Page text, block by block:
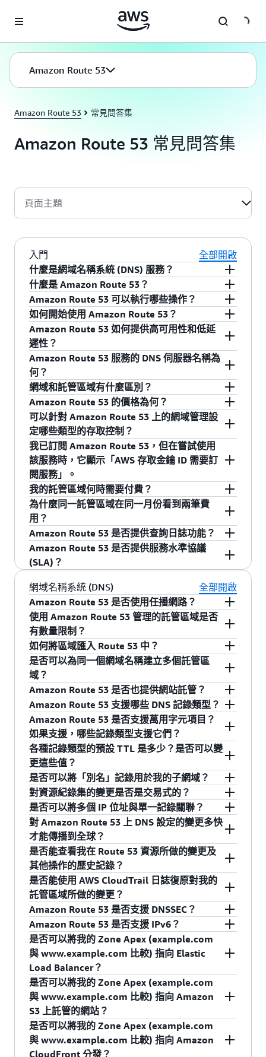
Amazon Route 53
Amazon Route 53 常見問答集
Amazon Route 53 常見問答集
頁面主題
入門
全部開啟
什麼是網域名稱系統 (DNS) 服務？
DNS是一種分佈全球的服務，可將
www.example.com 這種人們可讀取的名稱轉換為
諸如 192.0.2.1 這樣的數字 IP 位址，供電腦用於
互相連接。網際網路 DNS 系統的工作原理和電話
簿類似，管理名稱和數字之間的映射關係。對於
DNS 而言，名稱是方便人們記憶的網域名稱
(www.example.com)，數字則是指定電腦在網際
網路上位置的 IP 地址 (192.0.2.1)。DNS 伺服器將
名稱請求轉換為 IP 地址，以控制最終使用者在
Web 瀏覽器中輸入網域名稱時要連接的伺服器。
這些請求稱為「查詢」。
什麼是 Amazon Route 53？
Amazon Route 53 提供高度可用且可擴展的網域
名稱系統 (DNS)、網域名稱註冊和運作狀態檢查
Web 服務。該服務旨在為開發人員和企業提供一
種非常可靠且經濟實惠的方式，將名稱 (如
example.com) 轉換為電腦用於互相連接的數字 IP
地址 (如 192.0.2.1)，將最終使用者路由到網際網
路應用程式。您可以將 DNS 與運作狀態檢查服務
結合在一起，將流量路由到正常運作的端點，或
者獨立監控端點和/或對其提供警示。您還可以購
買和管理網域名稱 (例如 example.com)，並自動
為您的網域配置 DNS 設定。Route 53 高效地將使
用者請求連接到 AWS 中執行的基礎設施，例如
Amazon EC2 執行個體、Elastic Load Balancing
負載平衡器或 Amazon S3 儲存貯體，還可以將使
用者路由到 AWS 外部的基礎設施。
Amazon Route 53 可以執行哪些操作？
您可以使用 Amazon Route 53 建立和管理公有
DNS 記錄。與電話簿類似，Route 53 可讓您管理
網際網路 DNS 電話簿針對您的網域名稱所列的 IP
地址。Route 53 也可回應請求，將特定網域名稱
轉換為對應的 IP 地址 (如 192.0.2.1)。您可以使用
Route 53 建立新網域的 DNS 記錄，或傳輸現有網
域的 DNS 記錄。Route 53 具有簡單的標準型
REST API，可讓您輕鬆建立、更新和管理 DNS 記
錄。Route 53 還提供額外的運作狀態檢查，以監
控應用程式的運作狀態和效能，以及監控 Web 伺
服器和其他資源。您還可以註冊新的網域名稱或
者將現有網域名稱轉移到 Route 53 中進行管理。
如何開始使用 Amazon Route 53？
Amazon Route 53 有簡單易用的 web 服務界面，
短短幾分鐘便可開始使用。您的 DNS 記錄會組織
成「託管區域」，可透過 AWS 管理主控台或
Route 53 的 API 進行設定。要使用 Route 53，您
只需：
按一下服務頁面 上的註冊按鈕，即可訂閱服
務。
如果您已經擁有網域名稱：
使用 AWS 管理主控台或
CreateHostedZone API 建立託管區域，以
存放網域的 DNS 記錄。建立託管區域時，
53 名稱伺服器，這有助於確保高可用性。
此外，您還可以透過 AWS 管理主控台或
API，將網域名稱轉移到 Route 53 中進行
管理。
如果您還沒有網域名稱：
使用 AWS 管理主控台或 API 註冊新的網域
名稱。
Route 53 會自動建立託管區域，以存放您
網域的 DNS 記錄。您還會收到四個頂層網
域 (TLD) 的四個 Route 53 名稱伺服器，這
有助於確保高可用性。
最初將使用一組基本的 DNS 記錄填入您的託
管區域，其中包括可回應網域查詢的四個虛擬
名稱伺服器。您可以使用 AWS 管理主控台或
呼叫 ChangeResourceRecordSet API，在這組
記錄中新增、刪除或變更記錄。您可在這裡 找
到支援的 DNS 記錄清單。
如果您的網域名稱不是由 Route 53 管理，必
須通知為您提供網域名稱註冊服務的註冊機
構，將您網域的名稱伺服器更新為與託管區域
關聯的名稱伺服器。如果您的網域名稱是由
Route 53 管理，則網域名稱將自動與託管區域
的名稱伺服器建立關聯。
Amazon Route 53 如何提供高可用性和低延
遲性？
Route 53 使用 AWS 的高度可用且可靠的基礎設施
進行建置。我們的 DNS 伺服器具有全球分佈的特
點，可讓您避開任何網際網路或網路相關問題，
確保始終如一地將最終使用者路由到您的應用程
式。Route 53 旨在提供重要應用程式所需的可靠
等級。Route 53 設計可透過分佈於世界各地的
DNS 伺服器任一傳播網路，根據網路條件自動從
最佳的位置回答查詢。因此，該服務可為您的最
終使用者提供低查詢延遲性。
Amazon Route 53 服務的 DNS 伺服器名稱為
何？
為了提供高度可用的服務，每個 Amazon Route
53 託管區域都使用自己的一組虛擬 DNS 伺服器提
供服務。因此，在建立託管區域時，系統會指派
各個託管區域的 DNS 伺服器名稱。
網域和託管區域有什麼區別？
網域是一般的 DNS 概念。網域名稱是用於數字地
址網際網路資源的易於識別名稱。例如，
amazon.com 是網域。託管區域是一種 Amazon
Route 53 概念。託管區域和傳統的 DNS 區域檔類
似；它代表一組可以一起管理的記錄，屬於單一
父系網域名稱。託管區域中的所有資源紀錄集必
須使用託管區域的網域名稱做為尾碼。例如，
amazon.com 託管區域可能包含名為
www.amazon.com 和 www.aws.amazon.com 的記
錄，但不會包含名為 www.amazon.ca 的記錄。您
可以使用 Route 53 管理主控台或 API 來建立、檢
查、修改和刪除託管區域。您還可以使用管理主
控台或 API 註冊新的網域名稱，並將現有網域名
稱傳入 Route 53 進行管理。
Amazon Route 53 的價格為何？
Amazon Route 53 的收費標準是根據以下各項服
務的實際使用情況而定：託管區域、查詢、運作
狀態檢查和網域名稱。如需完整的詳細資訊，請
參閱 Amazon Route 53
定價頁面。
您僅需按實際用量付費。沒有最低費用或最低用
量合約，也沒有超額費用。您可以使用AWS 定價
計算器估算每月的帳單。
可以針對 Amazon Route 53 上的網域管理設
定哪些類型的存取控制？
您可以使用 AWS Identity and Access
Management (IAM) 服務，控制對 Amazon Route
53 託管區域和個別資源記錄集的管理存取。AWS
IAM 可讓您在 AWS 帳戶內建立多個使用者並管理
這些使用者的許可，以控制組織中有哪些人可以
變更您的 DNS 記錄。 您可在這裡進一步了解
AWS IAM。
我已訂閱 Amazon Route 53，但在嘗試使用
該服務時，它顯示「AWS 存取金鑰 ID 需要訂
閱服務」。
在您註冊新的 AWS 服務時，有時最長可能需要
24 小時才能完成啟用，這段期間內您無法再次註
冊該服務。如果等待超過 24 小時仍未收到確認啟
用的電子郵件，這可能表示您的帳戶或者付款詳
細資訊授權有問題。如需協助，請聯絡AWS 客戶
服務。
我的託管區域何時需要付費？
託管區域會在建立時收費一次，然後在每個月的
第一天收費。
為什麼同一託管區域在同一月份看到兩筆費
用？
託管區域有 12 個小時的寬限期，如果您在建立託
管區域之後的 12 個小時內刪除它，便不會向您收
取此託管區域的費用。在寬限期結束後，我們會
立即收取託管區域的標準月費。如果您在當月的
最後一天建立託管區域，例如 1 月 31 日，一月的
費用可能會和二月費用一起出現在二月的發票
上。
Amazon Route 53 是否提供查詢日誌功能？
您可以將 Amazon Route 53 設為記錄 Amazon
Route 53 收到的查詢相關資訊，包括日期時間戳
記、網域名稱、查詢類型、位置等。 設定查詢日
誌之後，Amazon Route 53 便會開始傳送日誌到
CloudWatch Logs。您使用 CloudWatch Logs 工
具存取查詢日誌。如需詳細資訊，請參閱我們的
文件。
Amazon Route 53 是否提供服務水準協議
(SLA)？
是。如果客戶的每月運行時間百分比在任何帳單
週期低於我們的服務承諾，Amazon Route 53 權
威服務和 Amazon Route 53 Resolver 端點服務會
提供服務抵用金。如需詳細資訊，請參閱
Amazon
Route 53 服務水準協議 和 Amazon Route 53
Resolver 端點服務水準協議。
網域名稱系統 (DNS)
全部開啟
Amazon Route 53 是否使用任播網路？
是。任一傳播是一種聯網和路由技術，可協助最
終使用者根據網路的條件從最佳的 Route 53 位置
獲得 DNS 查詢的回答。如此一來，您的使用者可
透過 Route 53 獲得高可用性和提升的效能。
使用 Amazon Route 53 管理的託管區域是否
有數量限制？
每個 Amazon Route 53 帳戶最多可有 500 個託管
區域，而且每個託管區域最多可有 10,000 個資源
紀錄集。請填寫提高上限申請，我們將在兩個工
作天之內答覆您的請求。
如何將區域匯入 Route 53 中？
Route 53 支援匯入標準 DNS 區域檔，許多 DNS
供應商都能匯出此檔案，也可以從 BIND 等標準
DNS 伺服器軟體中匯出。對於新建立的託管區
域，以及除預設 NS 和 SOA 記錄之外皆為空的現
有託管區域，可以將您的區域檔直接貼到 Route
53 主控台，Route 53 會自動在您的託管區域中建
立記錄。要開始使用區域檔匯入功能，請閱讀我
們的Amazon Route 53 開發人員指南中的逐步說
明。
是否可以為同一個網域名稱建立多個託管區
域？
是。您可以透過建立多個託管區域，在「測試」
環境中驗證您的 DNS 設定，然後在「生產」託管
區域中複製這些設定。例如，託管區域 Z1234 可
以是 example.com 的測試版本，託管在名稱伺服
器 ns-1、ns-2、ns-3 和 ns-4 上。同樣地，託管區
域 Z5678 可以是您的 example.com 的生產版本，
託管在名稱伺服器 ns-5、ns-6、ns-7 和 ns-8 上。
由於每個託管區域都有一組虛擬的名稱伺服器與
該區域關聯，Route 53 將根據您傳送 DNS 查詢的
名稱伺服器為 example.com 的 DNS 查詢提供不同
的回答。
Amazon Route 53 是否也提供網站託管？
否。Amazon Route 53 屬於授權 DNS 服務，不提
供網站託管 。不過，您可以使用 Amazon Simple
Storage Service (Amazon S3) 來託管靜態網站。
要託管動態網站或其他 Web 應用程式，您可以使
用 Amazon Elastic Compute Cloud (Amazon
EC2)；與傳統Web 託管解決方案相比，它不僅能
提供靈活性和控制，還可大幅節省開支。您可在
這裡進一步了解 Amazon EC2。對於靜態和動態網
站，您可以使用 Amazon CloudFront 為您的全球
最終使用者提供低延遲的傳輸。您可在這裡進一
步了解 Amazon CloudFront。
Amazon Route 53 支援哪些 DNS 記錄類型？
Amazon Route 53 目前支援下列 DNS 記錄類型：
A (地址記錄)
AAAA (IPv6 地址記錄)
CNAME (正式名稱記錄)
CAA (認證機構授權)
MX (郵件交換記錄)
NAPTR (名稱授權指標記錄)
NS (名稱伺服器記錄)
PTR (指標記錄)
SOA (起始授權記錄)
SPF (寄件者政策架構)
SRV (服務定位器)
TXT (文字記錄)
Amazon Route 53 也提供別名記錄，這是
Amazon Route 53 特定的 DNS 延伸。您可以
建立別名記錄將流量路由到選定的 AWS 資
源，包括 Amazon Elastic Load Balancing 負載
平衡器、Amazon CloudFront 分發、AWS
Elastic Beanstalk 環境、API Gateway、VPC 界
面端點，以及設定為網站的 Amazon S3 儲存
Amazon Route 53 是否支援萬用字元項目？
如果支援，哪些記錄類型支援它們？
是。為了讓您更加方便地為網域配置 DNS 設定，
Amazon Route 53 支援除 NS 記錄之外所有記錄類
型的萬用字元項目。萬用字元項目是 DNS 區域中
的記錄，可以根據您設定的配置配對任何網域名
稱的請求。例如，*.example.com 之類的萬用字元
DNS 記錄將配對 www.example.com 和
subdomain.example.com 的查詢。
各種記錄類型的預設 TTL 是多少？是否可以變
更這些值？
DNS 解析器用於快取回應的時間是透過與各個記
錄關聯的存留時間 (TTL) 值設定。Amazon Route
53 沒有為任何記錄類型設定預設 TTL。您必須為
每個記錄指定 TTL，讓快取 DNS 解析器能夠在
TTL 指定的時間長度內快取您的 DNS 記錄。
是否可以將「別名」記錄用於我的子網域？
是。您也可以使用別名記錄，將子網域
(www.example.com, pictures.example.com 等) 對
應到 ELB 負載平衡器、CloudFront 分發或 S3 網
站儲存貯體。
對資源紀錄集的變更是否是交易式的？
是。交易式變更有助於確保變更的一致、可靠，
且不受其他變更影響。Amazon Route 53 經過精
心設計，可以在任何個別 DNS 伺服器上徹底完成
變更，或者完全不變更。這有助於確保 DNS 查詢
始終都能獲得一致的回答，這在進行目標伺服器
切換等變更時非常重要。使用 API 時，每次呼叫
ChangeResourceRecordSets 都會傳回一個識別
符，可用來追蹤變更的狀態。狀態報告為 INSYNC
時，表示您的變更已在所有 Route 53 DNS 伺服器
上執行完畢。
是否可以將多個 IP 位址與單一記錄關聯？
是。將多個 IP 地址與單一記錄關聯，通常用於平
衡地理位置上分散的 Web 伺服器負載。Amazon
Route 53 允許您為一個 A 記錄列出多個 IP 地址，
並使用所有已設定 IP 位址清單回應 DNS 請求。
對 Amazon Route 53 上 DNS 設定的變更多快
才能傳播到全球？
正常情況下，Amazon Route 53 的設計可以在 60
秒內將您對 DNS 記錄的更新傳播到其授權 DNS 伺
服器的全球網路中。API 呼叫傳回 INSYNC 狀態清
單時，即表示變更已成功傳播到全球。
請注意，快取 DNS 解析器不在 Amazon Route 53
服務的控制範圍內，它們將根據其存留時間 (TTL)
快取您的資源紀錄集。變更的 INSYNC 或
PENDING 狀態僅指出 Route 53 的授權 DNS 伺服
器狀態。
是否能查看我在 Route 53 資源所做的變更及
其他操作的歷史記錄？
可以，透過 AWS CloudTrail，您可以記錄 Route
53 的 API 呼叫歷史記錄並寫入日誌。請參
考CloudTrail 產品頁面開始使用。
是否能使用 AWS CloudTrail 日誌復原對我的
託管區域所做的變更？
否。我們建議您不要使用 CloudTrail 日誌來復原
對託管區域的變更，因為使用 CloudTrail 日誌重
建您的區域變更歷史記錄可能不完整。
您的 AWS CloudTrail 日誌適用於安全分析、資源
變更追蹤以及合規稽核等目的。
Amazon Route 53 是否支援 DNSSEC？
是。您可以為現有和新的公共託管區域啟用
DNSSEC 簽署，以及為 Amazon Route 53
Resolver 啟用 DNSSEC 驗證。此外，Amazon
Route 53 在註冊網域時允許 DNSSEC。
Amazon Route 53 是否支援 IPv6？
是。Amazon Route 53 支援正向 (AAAA) 和反向
(PTR) IPv6 記錄。Amazon Route 53 服務本身也
可在 IPv6 使用。IPv6 網路上的遞迴 DNS 解析程
式可使用 IPv4 或 IPv6 傳輸，將 DNS 查詢提交給
Amazon Route 53。Amazon Route 53 運作狀態
檢查也支援使用 IPv6 協定監控端點。
是否可以將我的 Zone Apex (example.com
與 www.example.com 比較) 指向 Elastic
Load Balancer？
是。Amazon Route 53 提供一種稱為「別名」記
錄的特殊記錄類型，可讓您將 Zone Apex
(example.com) DNS 名稱對應到 ELB 負載平衡器
(如 my-loadbalancer-1234567890.us-west-
2.elb.amazonaws.com) 的 DNS 名稱。與負載平衡
是否可以將我的 Zone Apex (example.com
與 www.example.com 比較) 指向 Amazon
S3 上託管的網站？
是。Amazon Route 53 提供一種稱為「別名」記
錄的特殊記錄類型，可讓您將 Zone Apex
是否可以將我的 Zone Apex (example.com
與 www.example.com 比較) 指向 Amazon
CloudFront 分發？